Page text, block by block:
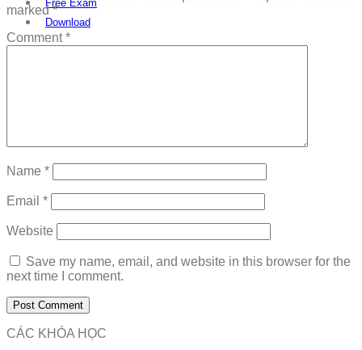
Free Exam
Download
marked*
Comment*
Name *
Email *
Website
Save my name, email, and website in this browser for the
next time I comment.
CÁC KHÓA HỌC